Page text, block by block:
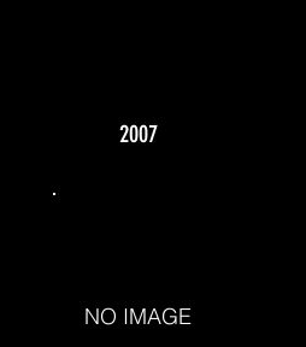
2007
NO IMAGE